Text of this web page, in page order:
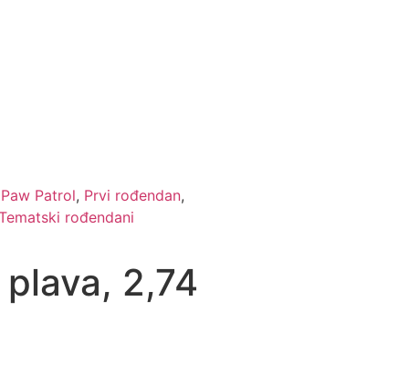
Paw Patrol, Prvi rođendan,
rođendani
2,74